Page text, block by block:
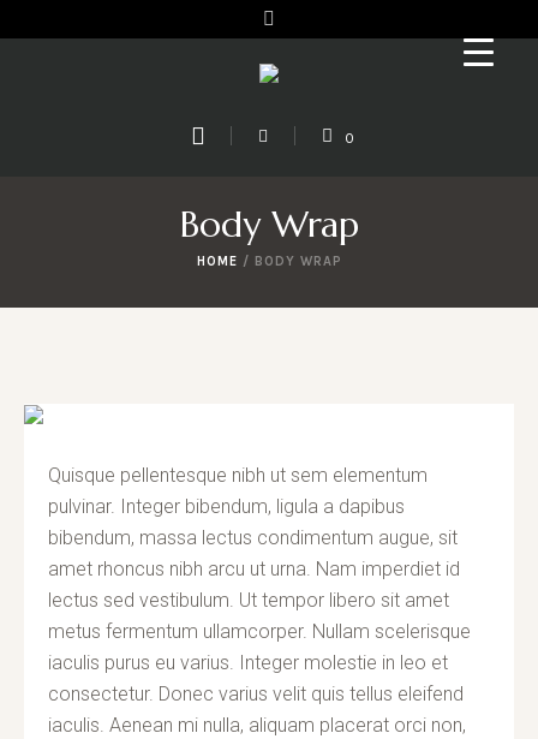
0
Body Wrap
HOME / BODY WRAP
Quisque pellentesque nibh ut sem elementum
pulvinar. Integer bibendum, ligula a dapibus
bibendum, massa lectus condimentum augue, sit
amet rhoncus nibh arcu ut urna. Nam imperdiet id
lectus sed vestibulum. Ut tempor libero sit amet
metus fermentum ullamcorper. Nullam scelerisque
iaculis purus eu varius. Integer molestie in leo et
consectetur. Donec varius velit quis tellus eleifend
iaculis. Aenean mi nulla, aliquam placerat orci non,